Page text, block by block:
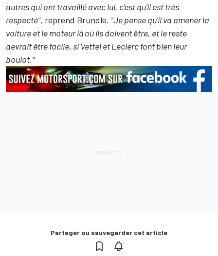
autres qui ont travaillé avec lui, c'est qu'il est très
respecté", reprend Brundle. "Je pense qu'il va amener la
voiture et le moteur là où ils doivent être, et le reste
devrait être facile, si Vettel et Leclerc font bien leur
boulot."
Partager ou sauvegarder cet article